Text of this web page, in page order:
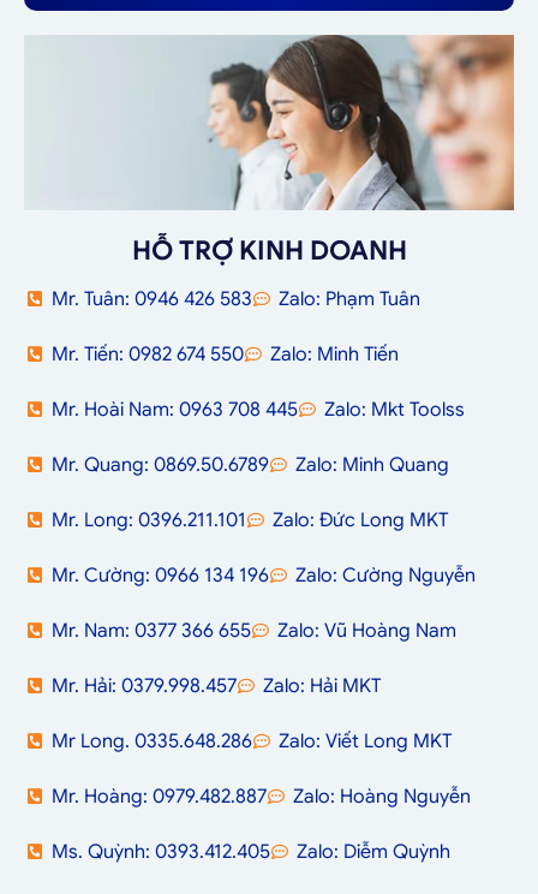
HỖ TRỢ KINH DOANH
Mr. Tuân: 0946 426 583 Zalo: Phạm Tuân
Mr. Tiến: 0982 674 550 Zalo: Minh Tiến
Mr. Hoài Nam: 0963 708 445 Zalo: Mkt Toolss
Mr. Quang: 0869.50.6789 Zalo: Minh Quang
Mr. Long: 0396.211.101 Zalo: Đức Long MKT
Mr. Cường: 0966 134 196 Zalo: Cường Nguyễn
Mr. Nam: 0377 366 655 Zalo: Vũ Hoàng Nam
Mr. Hải: 0379.998.457 Zalo: Hải MKT
Mr Long. 0335.648.286 Zalo: Viết Long MKT
Mr. Hoàng: 0979.482.887 Zalo: Hoàng Nguyễn
Ms. Quỳnh: 0393.412.405 Zalo: Diễm Quỳnh